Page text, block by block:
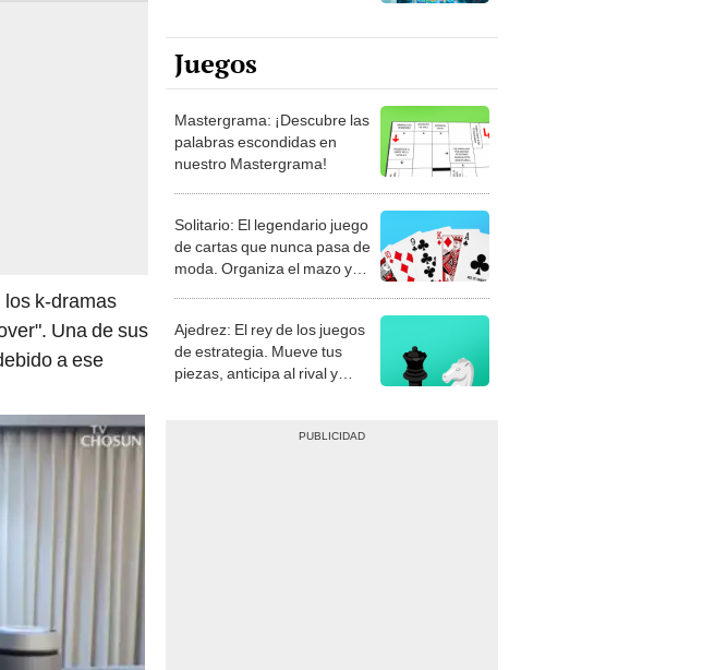
los k-dramas
Una de sus
a ese
Juegos
Mastergrama: ¡Descubre las
palabras escondidas en
nuestro Mastergrama!
Solitario: El legendario juego
de cartas que nunca pasa de
moda. Organiza el mazo y
Ajedrez: El rey de los juegos
de estrategia. Mueve tus
piezas, anticipa al rival y